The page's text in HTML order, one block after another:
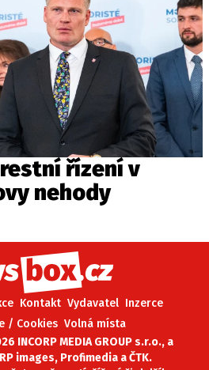
řízení v
nehody
Kontakt Vydavatel Inzerce
/ Cookies Volná místa
INCORP MEDIA GROUP s.r.o., a
images, Profimedia a ČTK.